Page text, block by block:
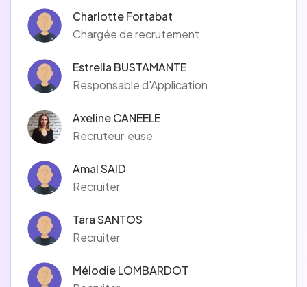
Charlotte Fortabat
Chargée de recrutement
Estrella BUSTAMANTE
Responsable d'Application
Axeline CANEELE
Recruteur·euse
Amal SAID
Recruiter
Tara SANTOS
Recruiter
Mélodie LOMBARDOT